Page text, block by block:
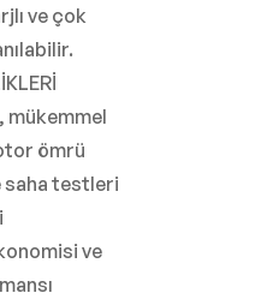
ve çok
mükemmel
ömrü
saha testleri
ve